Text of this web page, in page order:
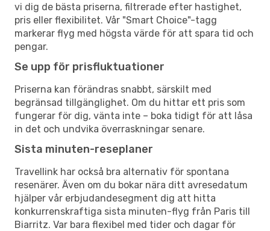
vi dig de bästa priserna, filtrerade efter hastighet,
pris eller flexibilitet. Vår "Smart Choice"-tagg
markerar flyg med högsta värde för att spara tid och
pengar.
Se upp för prisfluktuationer
Priserna kan förändras snabbt, särskilt med
begränsad tillgänglighet. Om du hittar ett pris som
fungerar för dig, vänta inte – boka tidigt för att låsa
in det och undvika överraskningar senare.
Sista minuten-reseplaner
Travellink har också bra alternativ för spontana
resenärer. Även om du bokar nära ditt avresedatum
hjälper vår erbjudandesegment dig att hitta
konkurrenskraftiga sista minuten-flyg från Paris till
Biarritz. Var bara flexibel med tider och dagar för